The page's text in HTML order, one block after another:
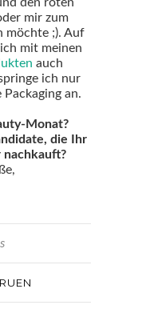
den roten
mir zum
möchte ;). Auf
mit meinen
auch
ich nur
an.
Monat?
die Ihr